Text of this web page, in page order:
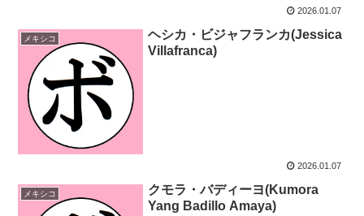
2026.01.07
メキシコ
ヘシカ・ビジャフランカ(Jessica
Villafranca)
2026.01.07
メキシコ
クモラ・バディーヨ(Kumora
Yang Badillo Amaya)